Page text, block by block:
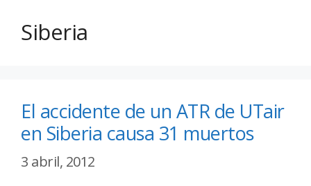
Siberia
El accidente de un ATR de UTair
en Siberia causa 31 muertos
3 abril, 2012